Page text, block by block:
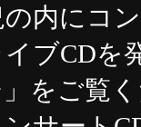
内にコ
ブCDを
をご覧